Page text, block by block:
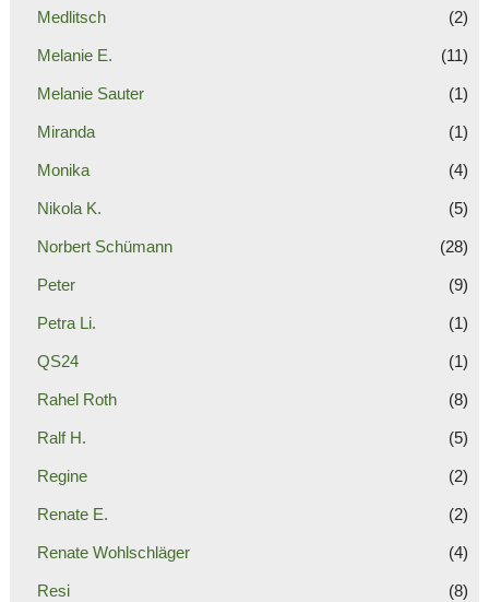
Medlitsch (2)
Melanie E. (11)
Melanie Sauter (1)
Miranda (1)
Monika (4)
Nikola K. (5)
Norbert Schümann (28)
Peter (9)
Petra Li. (1)
QS24 (1)
Rahel Roth (8)
Ralf H. (5)
Regine (2)
Renate E. (2)
Renate Wohlschläger (4)
Resi (8)